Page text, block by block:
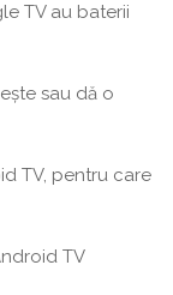
TV au baterii
sau dă o
TV, pentru care
TV